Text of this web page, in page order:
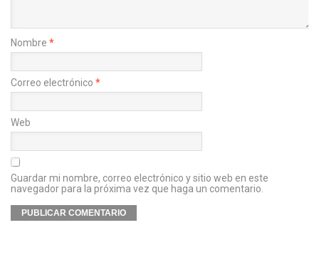
Nombre *
Correo electrónico *
Web
Guardar mi nombre, correo electrónico y sitio web en este
navegador para la próxima vez que haga un comentario.